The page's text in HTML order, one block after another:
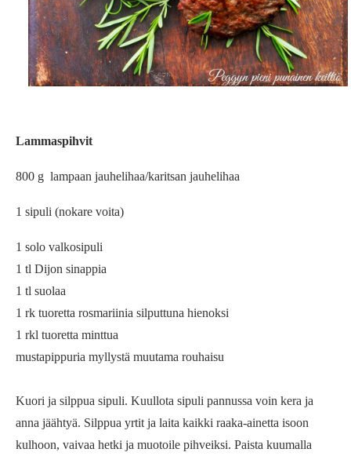
Lammaspihvit
800 g lampaan jauhelihaa/karitsan jauhelihaa
1 sipuli (nokare voita)
1 solo valkosipuli
1 tl Dijon sinappia
1 tl suolaa
1 rk tuoretta rosmariinia silputtuna hienoksi
1 rkl tuoretta minttua
mustapippuria myllystä muutama rouhaisu
Kuori ja silppua sipuli. Kuullota sipuli pannussa voin kera ja
anna jäähtyä. Silppua yrtit ja laita kaikki raaka-ainetta isoon
kulhoon, vaivaa hetki ja muotoile pihveiksi. Paista kuumalla